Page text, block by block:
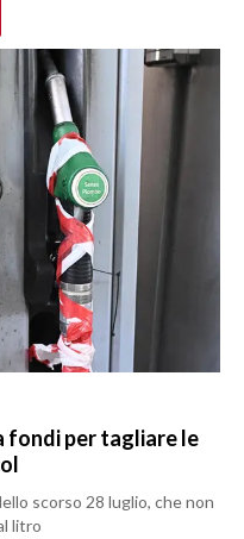
fondi per tagliare le
scorso 28 luglio, che non
litro